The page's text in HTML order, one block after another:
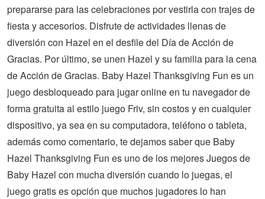
prepararse para las celebraciones por vestirla con trajes de
fiesta y accesorios. Disfrute de actividades llenas de
diversión con Hazel en el desfile del Día de Acción de
Gracias. Por último, se unen Hazel y su familia para la cena
de Acción de Gracias. Baby Hazel Thanksgiving Fun es un
juego desbloqueado para jugar online en tu navegador de
forma gratuita al estilo juego Friv, sin costos y en cualquier
dispositivo, ya sea en su computadora, teléfono o tableta,
además como comentario, te dejamos saber que Baby
Hazel Thanksgiving Fun es uno de los mejores Juegos de
Baby Hazel con mucha diversión cuando lo juegas, el
juego gratis es opción que muchos jugadores lo han